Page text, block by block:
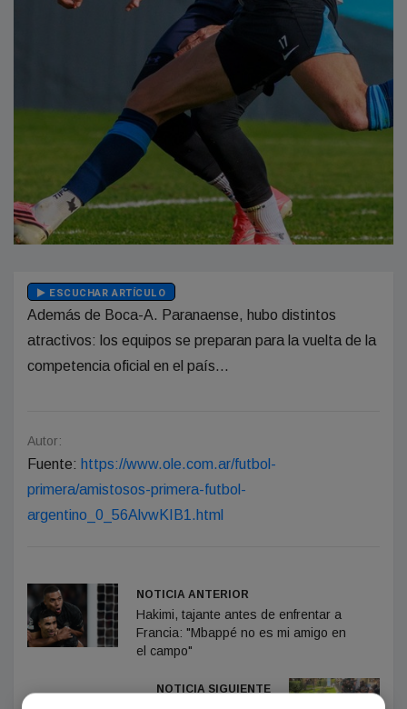
ESCUCHAR ARTÍCULO
Además de Boca-A. Paranaense, hubo distintos
atractivos: los equipos se preparan para la vuelta de la
competencia oficial en el país...
Autor:
Fuente: https://www.ole.com.ar/futbol-
primera/amistosos-primera-futbol-
argentino_0_56AlvwKIB1.html
NOTICIA ANTERIOR
Hakimi, tajante antes de enfrentar a
Francia: "Mbappé no es mi amigo en
el campo"
NOTICIA SIGUIENTE